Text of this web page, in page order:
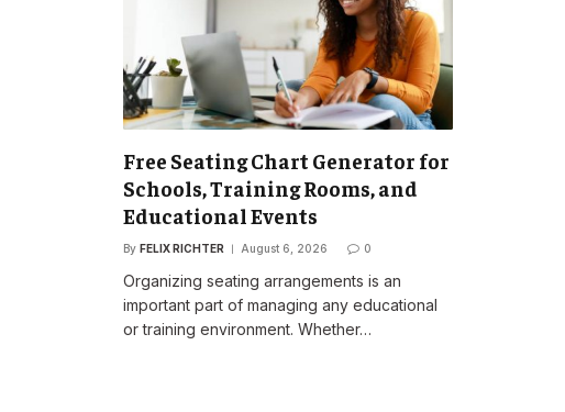
Free Seating Chart Generator for
Schools, Training Rooms, and
Educational Events
By FELIX RICHTER August 6, 2026 0
Organizing seating arrangements is an
important part of managing any educational
or training environment. Whether…